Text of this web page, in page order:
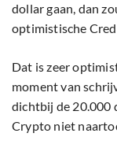
dollar gaan, dan
optimistische
Dat is zeer
moment van
dichtbij de 20.000
Crypto niet